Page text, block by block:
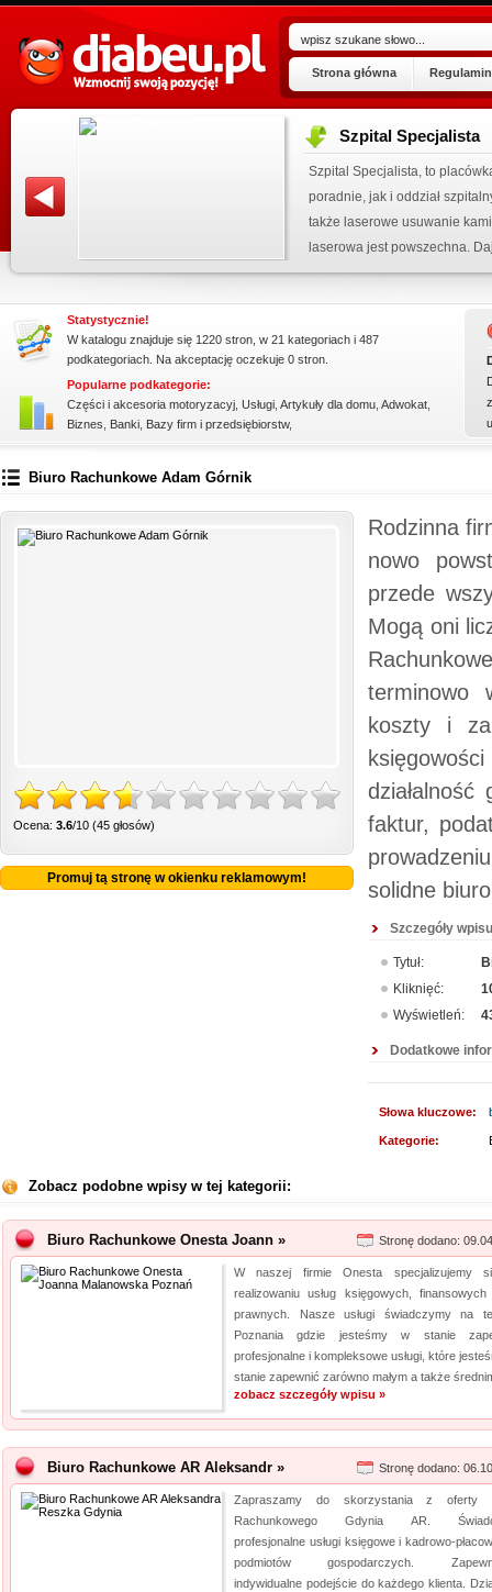
Strona główna
wpisu »
Szpital Specjalista
Szpital Specjalista, to
poradnie, jak i oddział
także laserowe usuwanie
laserowa jest powszechna.
Statystycznie!
W katalogu znajduje się 1220 stron, w 21 kategoriach i 487
podkategoriach. Na akceptację oczekuje 0 stron.
Popularne podkategorie:
Części i akcesoria motoryzacyj Usługi Artykuły dla domu Adwokat
Biznes
Banki Bazy firm i przedsiębiorstw,
Biuro Rachunkowe Adam Górnik
Ocena: 3.6/10 (45 głosów)
Promuj tą stronę w okienku reklamowym!
Rodzinna
nowo
przede
Mogą oni
terminowo
koszty i
faktur,
solidne
Szczegóły
Tytuł:
Kliknięć:
Wyświetleń:
Dodatkowe
Słowa kluczowe:
Kategorie:
Zobacz podobne wpisy w tej kategorii:
Biuro Rachunkowe Onesta Joann » Stronę dodano:
W naszej firmie Onesta specjalizujemy
realizowaniu usług księgowych,
prawnych. Nasze usługi świadczymy na
Poznania gdzie jesteśmy w stanie
profesjonalne i kompleksowe usługi, które
stanie zapewnić zarówno małym a także
zobacz szczegóły wpisu »
Biuro Rachunkowe AR Aleksandr » Stronę dodano:
Zapraszamy do skorzystania z oferty
Rachunkowego Gdynia AR.
profesjonalne usługi księgowe i kadrowo-
podmiotów gospodarczych.
indywidualne podejście do każdego klienta.